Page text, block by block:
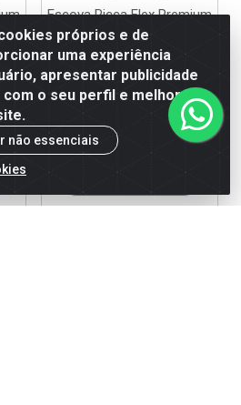
Escova Ricca Flex Premium
Silver Enox Belliz
Código: 39732
EAN: 7897517924539
Faça seu login ou
cadastre-se para
próprios e de
uma experiência
apresentar publicidade
o seu perfil e melhorar a
não essenciais